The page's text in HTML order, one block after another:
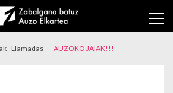
- Llamadas AUZOKO JAIAK!!!